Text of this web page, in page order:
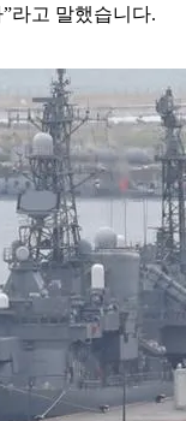
라고 말했습니다.